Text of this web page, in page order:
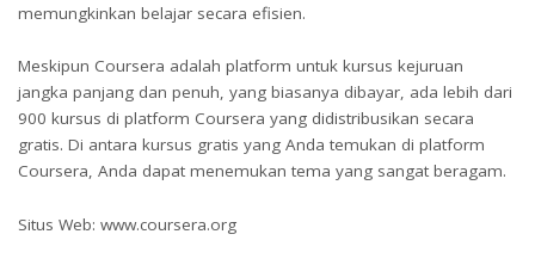
memungkinkan belajar secara efisien.
Meskipun Coursera adalah platform untuk kursus kejuruan
jangka panjang dan penuh, yang biasanya dibayar, ada lebih dari
900 kursus di platform Coursera yang didistribusikan secara
gratis. Di antara kursus gratis yang Anda temukan di platform
Coursera, Anda dapat menemukan tema yang sangat beragam.
Situs Web: www.coursera.org